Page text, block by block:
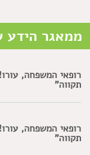
ממאגר הידע
רופאי המשפחה,
תקווה"
רופאי המשפחה,
תקווה"